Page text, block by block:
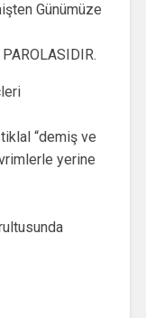
Günümüze
“demiş ve
yerine